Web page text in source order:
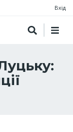
Вхід